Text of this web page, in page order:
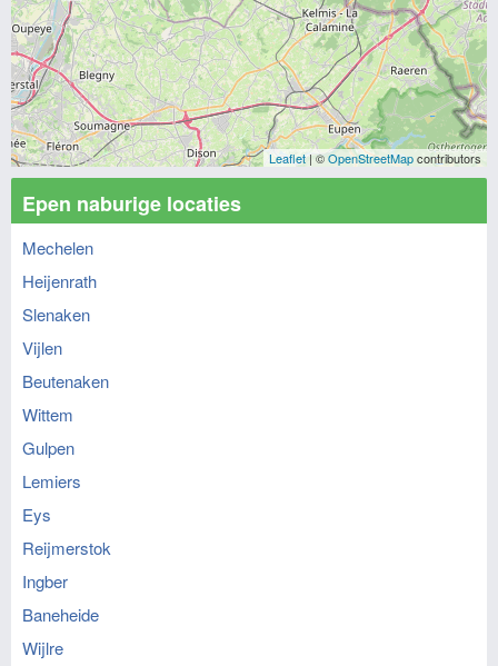
Leaflet| ©OpenStreetMapcontributors
Epen naburige locaties
Mechelen
Heijenrath
Slenaken
Vijlen
Beutenaken
Wittem
Gulpen
Lemiers
Eys
Reijmerstok
Ingber
Baneheide
Wijlre